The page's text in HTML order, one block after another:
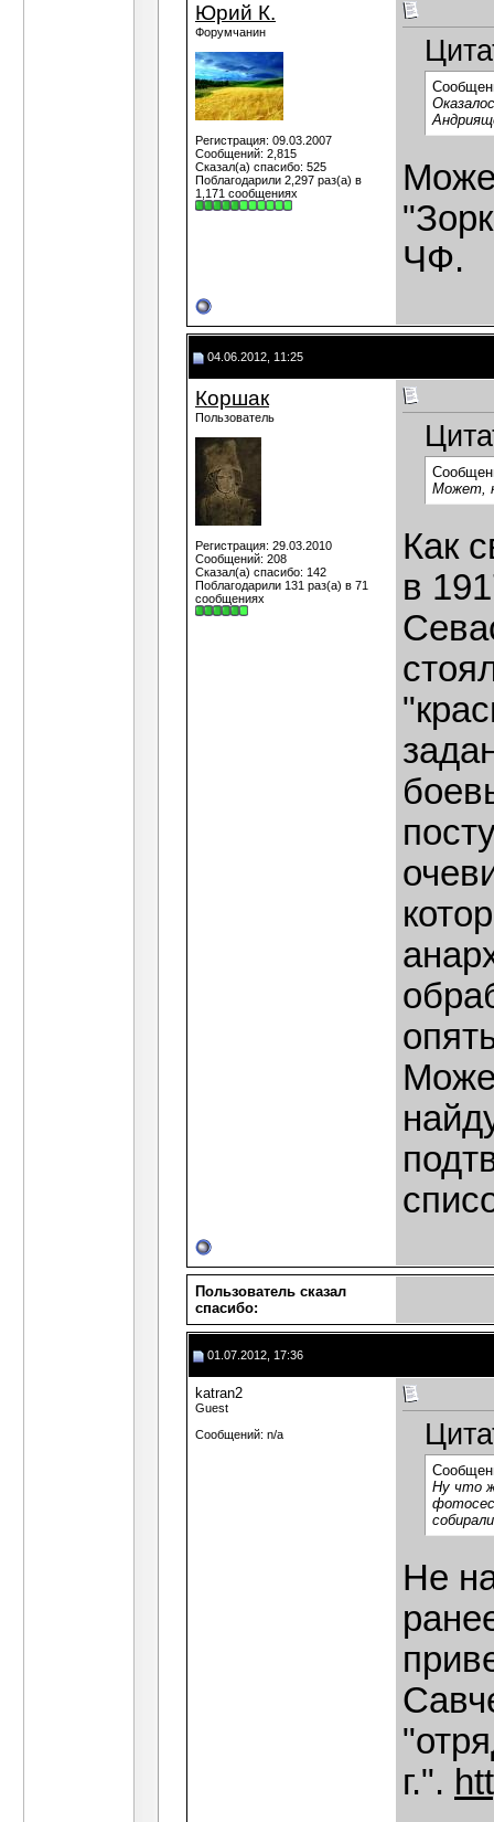
Юрий К.
Форумчанин
Регистрация: 09.03.2007
Сообщений: 2,815
Сказал(а) спасибо: 525
Поблагодарили 2,297 раз(а) в
1,171 сообщениях
ЧФ.
04.06.2012, 11:25
Коршак
Пользователь
Регистрация: 29.03.2010
Сообщений: 208
Сказал(а) спасибо: 142
Поблагодарили 131 раз(а) в 71
сообщениях
Может,
Как
в
Пользователь сказал
cпасибо:
01.07.2012, 17:36
katran2
Guest
Сообщений: n/a
Ну что
Не
г.".